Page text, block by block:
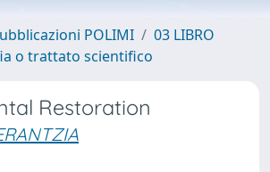
POLIMI
03 LIBRO
o trattato scientifico
Restoration